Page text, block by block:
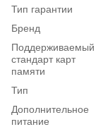
Тип гарантии
Бренд
Поддерживаемый
стандарт карт
памяти
Тип
Дополнительное
питание